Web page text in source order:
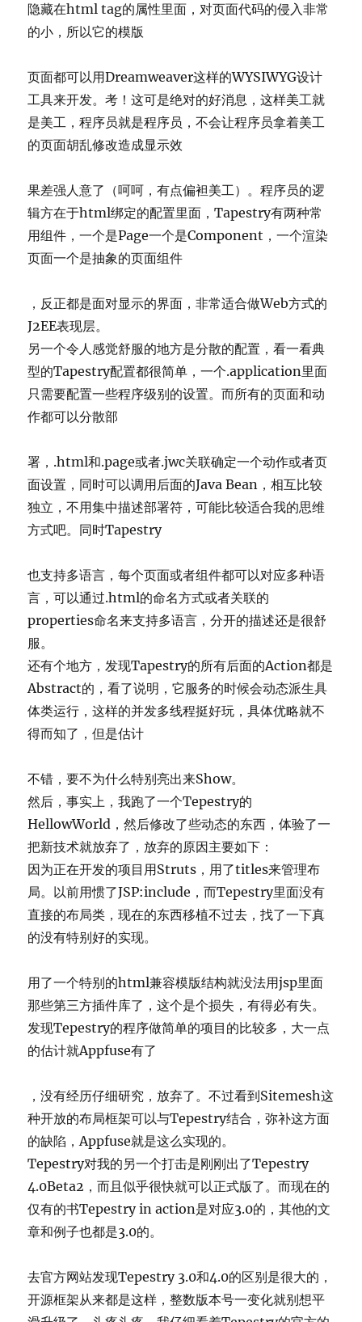
隐藏在html tag的属性里面，对页面代码的侵入非常
的小，所以它的模版
页面都可以用Dreamweaver这样的WYSIWYG设计
工具来开发。考！这可是绝对的好消息，这样美工就
是美工，程序员就是程序员，不会让程序员拿着美工
的页面胡乱修改造成显示效
果差强人意了（呵呵，有点偏袒美工）。程序员的逻
辑方在于html绑定的配置里面，Tapestry有两种常
用组件，一个是Page一个是Component，一个渲染
页面一个是抽象的页面组件
，反正都是面对显示的界面，非常适合做Web方式的
J2EE表现层。
另一个令人感觉舒服的地方是分散的配置，看一看典
型的Tapestry配置都很简单，一个.application里面
只需要配置一些程序级别的设置。而所有的页面和动
作都可以分散部
署，.html和.page或者.jwc关联确定一个动作或者页
面设置，同时可以调用后面的Java Bean，相互比较
独立，不用集中描述部署符，可能比较适合我的思维
方式吧。同时Tapestry
也支持多语言，每个页面或者组件都可以对应多种语
言，可以通过.html的命名方式或者关联的
properties命名来支持多语言，分开的描述还是很舒
服。
还有个地方，发现Tapestry的所有后面的Action都是
Abstract的，看了说明，它服务的时候会动态派生具
体类运行，这样的并发多线程挺好玩，具体优略就不
得而知了，但是估计
不错，要不为什么特别亮出来Show。
然后，事实上，我跑了一个Tepestry的
HellowWorld，然后修改了些动态的东西，体验了一
把新技术就放弃了，放弃的原因主要如下：
因为正在开发的项目用Struts，用了titles来管理布
局。以前用惯了JSP:include，而Tepestry里面没有
直接的布局类，现在的东西移植不过去，找了一下真
的没有特别好的实现。
用了一个特别的html兼容模版结构就没法用jsp里面
那些第三方插件库了，这个是个损失，有得必有失。
发现Tepestry的程序做简单的项目的比较多，大一点
的估计就Appfuse有了
，没有经历仔细研究，放弃了。不过看到Sitemesh这
种开放的布局框架可以与Tepestry结合，弥补这方面
的缺陷，Appfuse就是这么实现的。
Tepestry对我的另一个打击是刚刚出了Tepestry
4.0Beta2，而且似乎很快就可以正式版了。而现在的
仅有的书Tepestry in action是对应3.0的，其他的文
章和例子也都是3.0的。
去官方网站发现Tepestry 3.0和4.0的区别是很大的，
开源框架从来都是这样，整数版本号一变化就别想平